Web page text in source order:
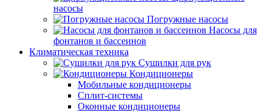
насосы
Погружные насосы
Насосы для
фонтанов и бассеинов
Климатическая техника
Сушилки для рук
Кондиционеры
Мобильные кондиционеры
Сплит-системы
Оконные кондиционеры